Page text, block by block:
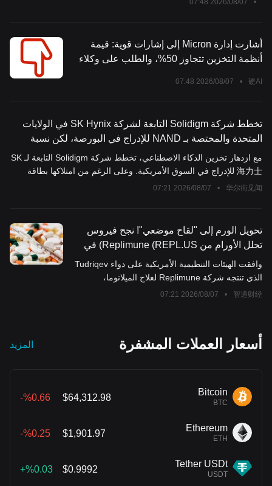
•
2026/08/07 07:48
أشارت إدارة Micron إلى إشارات قوية: قيمة
أنظمة التخزين تتجاوز 50%، والطلب على وكلاء
المركزية في مرحلة "التسخين قبل الموسم"
硬AI
•
2026/08/07 07:48
تخطط شركة Solidigm التابعة لشركة SK Hynix في الولايات
المتحدة والمختصة بـ NAND للإدراج في البورصة، لكن نسبة
الديون التي تبلغ 4484% تُعد عائقًا كبيرًا.
مع ازدهار تخزين الذكاء الاصطناعي، تخطط شركة Solidigm التابعة لـ SK
海力士 للإدراج في السوق الأمريكية. وعلى الرغم من امتلاكها بطاقة
华尔街见闻
•
2026/08/07 07:21
تحويل الورم إلى "لقاح موضعي"! نجح فيروس
تحلل الأورام من Replimune (REPL.US) في
اجتياز FDA، ومرضى الميلانوما المقاومين لـ PD-
1迎来了 جيلا جديدا من خطط إعادة تنشيط
المناعة
وافقت الهيئات التنظيمية الأمريكية على دواء Tudriqev
الذي تنتجه شركة Replimune لعلاج الميلانوما،
لاستخدامه في علاج المرضى الذين فشلت لديهم
智通财经
•
2026/08/07 07:21
أسعار العملات المشفرة المزيد
Bitcoin
BTC
$64,312.98
%0.66-
Ethereum
ETH
$1,901.97
%0.25-
Tether USDt
USDT
$0.9992
%0.03+